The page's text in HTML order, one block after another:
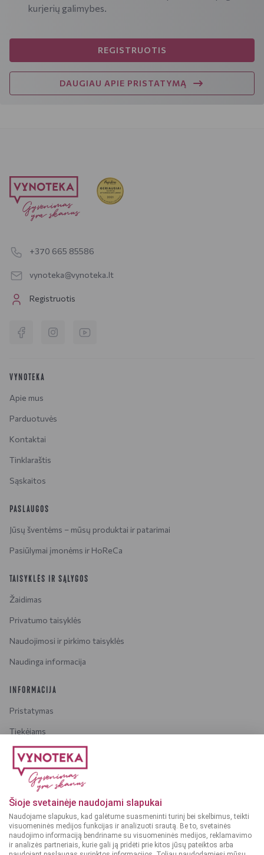
Šioje svetainėje naudojami slapukai
Naudojame slapukus, kad galėtume suasmeninti turinį bei skelbimus, teikti
visuomeninės medijos funkcijas ir analizuoti srautą. Be to, svetainės
naudojimo informaciją bendriname su visuomeninės medijos, reklamavimo
ir analizės partneriais, kurie gali ją pridėti prie kitos jūsų pateiktos arba
kurjerių galimybes.
REGISTRUOTIS
DAUGIAU APIE PRISTATYMĄ
+370 665 85586
vynoteka@vynoteka.lt
Registruotis
VYNOTEKA
Apie mus
Parduotuvės
Kontaktai
Tinklaraštis
Sąskaitos
PASLAUGOS
Jūsų šventėms – mūsų produktai ir patarimai
Pasiūlymai įmonėms ir HoReCa
TAISYKLĖS IR SĄLYGOS
Žaidimas
Privatumo taisyklės
Naudojimosi ir pirkimo taisyklės
Naudinga informacija
INFORMACIJA
Pristatymas
Tiekėjams
Karjera
Dažniausiai užduodami klausimai
Dėmesio!
Alkoholinius gėrimus gali įsigyti tik asmenys,
kuriems yra ne mažiau kaip 20 metų.